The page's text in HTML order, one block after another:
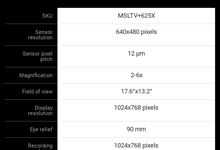
SKU MSLTV+625X
Sensor
resolution
640x480 pixels
Sensor pixel
pitch
12 µm
Magnification 2-6x
Field of view 17.6°x13.2°
Display
resolution
1024x768 pixels
Eye relief 90 mm
Recording 1024x768 pixels